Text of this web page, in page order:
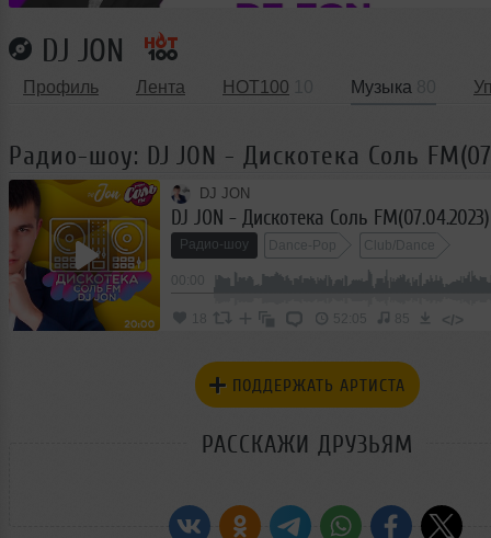
DJ JON
Профиль Лента HOT100 Музыка
Радио-шоу: DJ JON - Дискотека Соль
DJ JON
DJ JON - Дискотека Соль FM(07.04.2023)
Радио-шоу Dance-Pop Club/Dance
52:05 85 </>
ПОДДЕРЖАТЬ АРТИСТА
РАССКАЖИ ДРУЗЬЯМ